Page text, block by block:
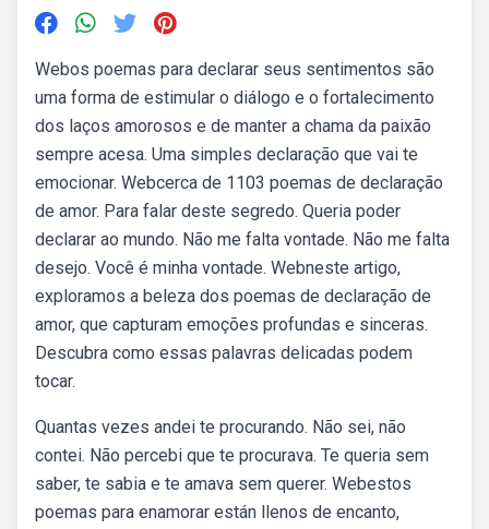
Webos poemas para declarar seus sentimentos são
uma forma de estimular o diálogo e o fortalecimento
dos laços amorosos e de manter a chama da paixão
sempre acesa. Uma simples declaração que vai te
emocionar. Webcerca de 1103 poemas de declaração
de amor. Para falar deste segredo. Queria poder
declarar ao mundo. Não me falta vontade. Não me falta
desejo. Você é minha vontade. Webneste artigo,
exploramos a beleza dos poemas de declaração de
amor, que capturam emoções profundas e sinceras.
Descubra como essas palavras delicadas podem
tocar.
Quantas vezes andei te procurando. Não sei, não
contei. Não percebi que te procurava. Te queria sem
saber, te sabia e te amava sem querer. Webestos
poemas para enamorar están llenos de encanto,